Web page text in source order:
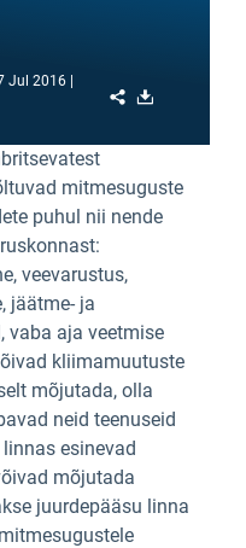
Jul 2016
Share
mitmesuguste
puhul nii nende
veevarustus,
jäätme- ja
vaba aja veetmise
kliimamuutuste
mõjutada, olla
neid teenuseid
esinevad
mõjutada
juurdepääsu linna